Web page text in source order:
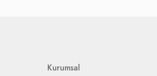
olduğumuz kargo firmaları ile yapılması gerekir.
Kurumsal